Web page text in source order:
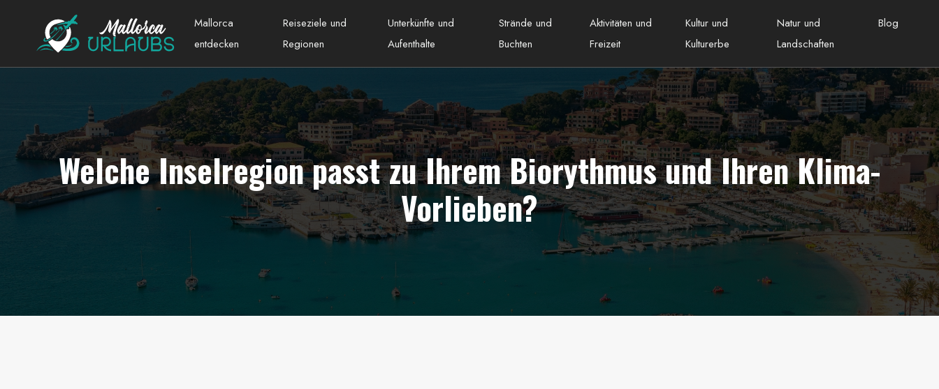
Mallorca
entdecken
Reiseziele und
Regionen
Unterkünfte und
Aufenthalte
Strände und
Buchten
Aktivitäten und
Freizeit
Kultur und
Kulturerbe
Natur und
Landschaften
Blog
Welche Inselregion passt zu Ihrem Biorythmus und Ihren Klima-
Vorlieben?